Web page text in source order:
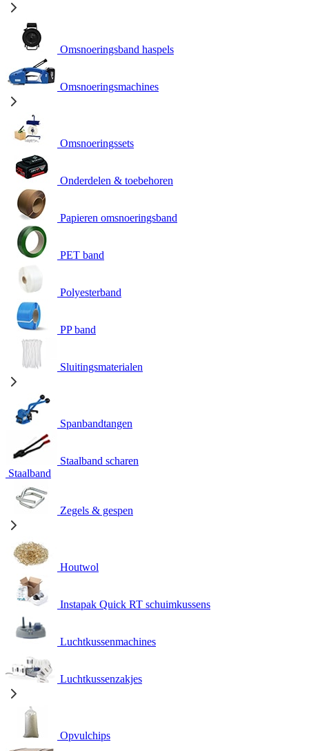
Omsnoeringsband haspels
Omsnoeringsmachines
Omsnoeringssets
Onderdelen & toebehoren
Papieren omsnoeringsband
PET band
Polyesterband
PP band
Sluitingsmaterialen
Spanbandtangen
Staalband scharen
Staalband
Zegels & gespen
Houtwol
Instapak Quick RT schuimkussens
Luchtkussenmachines
Luchtkussenzakjes
Opvulchips